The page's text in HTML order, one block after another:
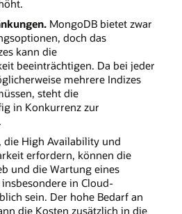
MongoDB bietet zwar
doch das
kann die
beeinträchtigen. Da bei jeder
mehrere Indizes
steht die
in Konkurrenz zur
die High Availability und
erfordern, können die
und die Wartung eines
in Cloud-
sein. Der hohe Bedarf an
die Kosten zusätzlich in die